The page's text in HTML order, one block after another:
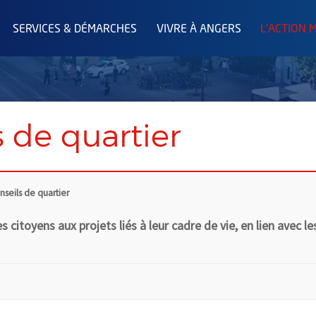
SERVICES & DÉMARCHES VIVRE À ANGERS L'ACTION
de quartier
de quartier
aux projets liés à leur cadre de vie, en lien avec